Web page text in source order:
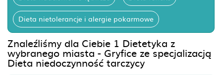
Dieta nietolerancje i alergie pokarmowe
Znaleźliśmy dla Ciebie 1 Dietetyka z
wybranego miasta - Gryfice ze specjalizacją
Dieta niedoczynność tarczycy